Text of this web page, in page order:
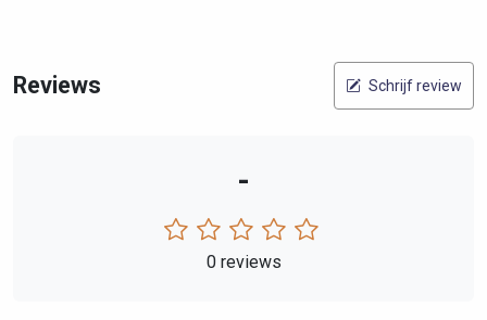
Reviews Schrijf review
-
0 reviews